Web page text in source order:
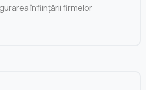
înființării firmelor